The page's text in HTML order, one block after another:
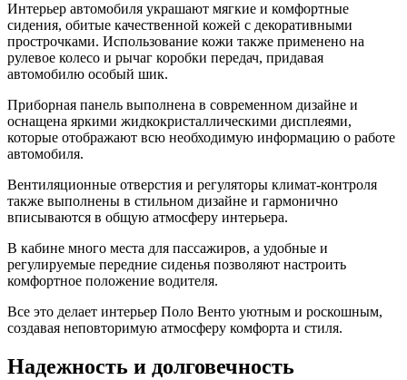
Интерьер автомобиля украшают мягкие и комфортные
сидения, обитые качественной кожей с декоративными
прострочками. Использование кожи также применено на
рулевое колесо и рычаг коробки передач, придавая
автомобилю особый шик.
Приборная панель выполнена в современном дизайне и
оснащена яркими жидкокристаллическими дисплеями,
которые отображают всю необходимую информацию о работе
автомобиля.
Вентиляционные отверстия и регуляторы климат-контроля
также выполнены в стильном дизайне и гармонично
вписываются в общую атмосферу интерьера.
В кабине много места для пассажиров, а удобные и
регулируемые передние сиденья позволяют настроить
комфортное положение водителя.
Все это делает интерьер Поло Венто уютным и роскошным,
создавая неповторимую атмосферу комфорта и стиля.
Надежность и долговечность